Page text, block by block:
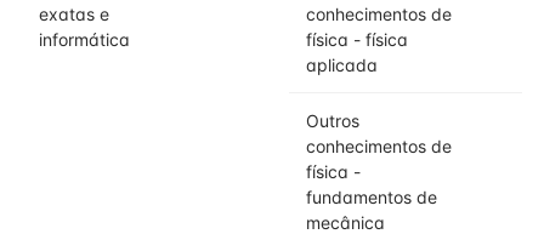
exatas e
informática
conhecimentos de
física - física
aplicada
Outros
conhecimentos de
física -
fundamentos de
mecânica